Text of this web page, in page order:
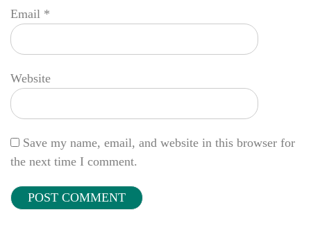
Email *
Website
Save my name, email, and website in this browser for
the next time I comment.